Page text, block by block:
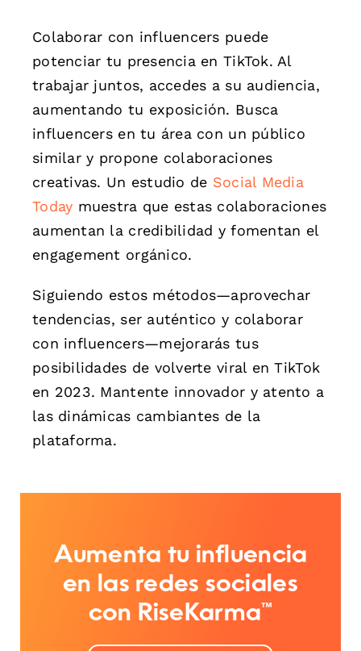
Colaborar con influencers puede
potenciar tu presencia en TikTok. Al
trabajar juntos, accedes a su audiencia,
aumentando tu exposición. Busca
influencers en tu área con un público
similar y propone colaboraciones
creativas. Un estudio de Social Media
Today muestra que estas colaboraciones
aumentan la credibilidad y fomentan el
engagement orgánico.
Siguiendo estos métodos—aprovechar
tendencias, ser auténtico y colaborar
con influencers—mejorarás tus
posibilidades de volverte viral en TikTok
en 2023. Mantente innovador y atento a
las dinámicas cambiantes de la
plataforma.
Aumenta tu influencia
en las redes sociales
con RiseKarma™